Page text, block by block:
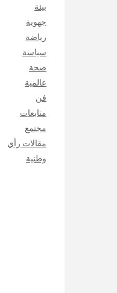
بيئة
جهوية
رياضة
سياسة
صحة
عالمية
فن
متابعات
مجتمع
مقالات رأي
وطنية